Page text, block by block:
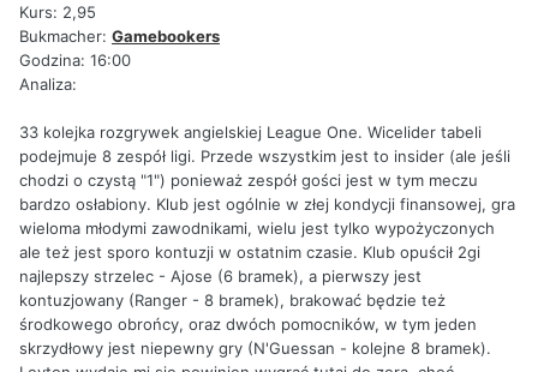
Kurs: 2,95
Bukmacher: Gamebookers
Godzina: 16:00
Analiza:
33 kolejka rozgrywek angielskiej League One. Wicelider tabeli
podejmuje 8 zespół ligi. Przede wszystkim jest to insider (ale jeśli
chodzi o czystą "1") ponieważ zespół gości jest w tym meczu
bardzo osłabiony. Klub jest ogólnie w złej kondycji finansowej, gra
wieloma młodymi zawodnikami, wielu jest tylko wypożyczonych
ale też jest sporo kontuzji w ostatnim czasie. Klub opuścił 2gi
najlepszy strzelec - Ajose (6 bramek), a pierwszy jest
kontuzjowany (Ranger - 8 bramek), brakować będzie też
środkowego obrońcy, oraz dwóch pomocników, w tym jeden
skrzydłowy jest niepewny gry (N'Guessan - kolejne 8 bramek).